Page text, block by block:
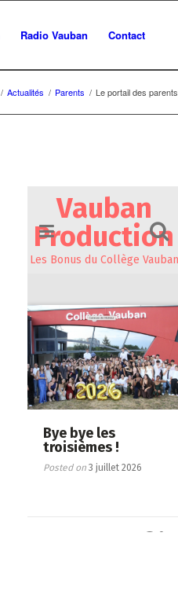
Radio Vauban Contact
/ Actualités / Parents / Le portail des parents